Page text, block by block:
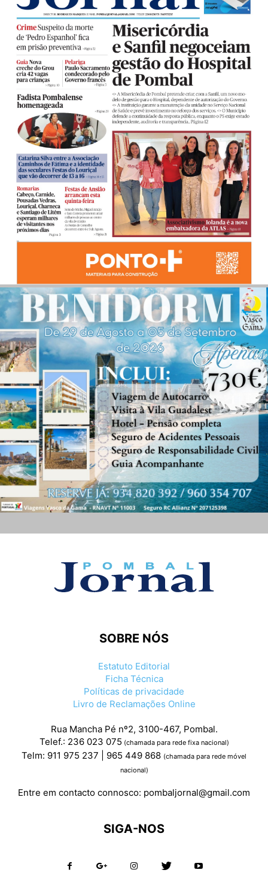
SOBRE NÓS
Estatuto Editorial
Ficha Técnica
Políticas de privacidade
Livro de Reclamações Online
Rua Mancha Pé nº2, 3100-467, Pombal.
Telef.: 236 023 075 (chamada para rede fixa nacional)
Telm: 911 975 237 | 965 449 868 (chamada para rede móvel
nacional)
Entre em contacto connosco: pombaljornal@gmail.com
SIGA-NOS